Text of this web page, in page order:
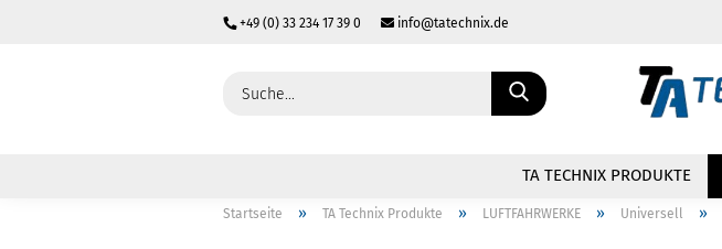
+49 (0) 33 234 17 39 0 info@tatechnix.de
TA TECHNIX PRODUKTE
Startseite » TA Technix Produkte » LUFTFAHRWERKE » Universell »